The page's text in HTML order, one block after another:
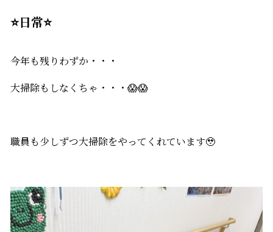
⭐日常⭐
今年も残りわずか・・・
大掃除もしなくちゃ・・・😱😱
職員も少しずつ大掃除をやってくれています🥹